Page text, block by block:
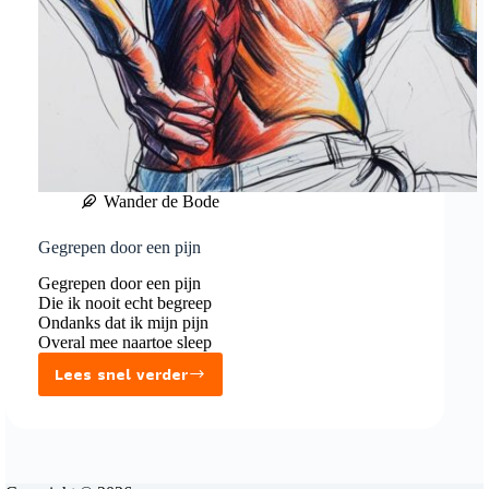
Wander de Bode
Gegrepen door een pijn
Gegrepen door een pijn
Die ik nooit echt begreep
Ondanks dat ik mijn pijn
Overal mee naartoe sleep
Lees snel verder
Gegrepen